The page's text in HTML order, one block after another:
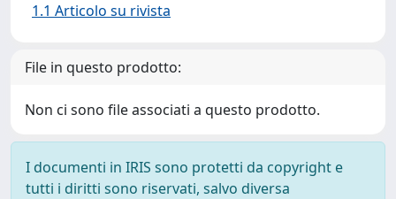
1.1 Articolo su rivista
File in questo prodotto:
Non ci sono file associati a questo prodotto.
I documenti in IRIS sono protetti da copyright e
tutti i diritti sono riservati, salvo diversa